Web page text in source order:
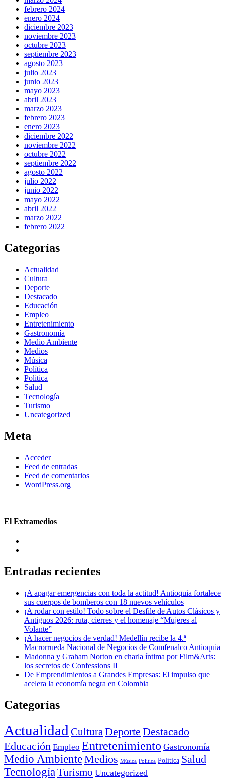
febrero 2024
enero 2024
diciembre 2023
noviembre 2023
octubre 2023
septiembre 2023
agosto 2023
julio 2023
junio 2023
mayo 2023
abril 2023
marzo 2023
febrero 2023
enero 2023
diciembre 2022
noviembre 2022
octubre 2022
septiembre 2022
agosto 2022
julio 2022
junio 2022
mayo 2022
abril 2022
marzo 2022
febrero 2022
Categorías
Actualidad
Cultura
Deporte
Destacado
Educación
Empleo
Entretenimiento
Gastronomía
Medio Ambiente
Medios
Música
Política
Politica
Salud
Tecnología
Turismo
Uncategorized
Meta
Acceder
Feed de entradas
Feed de comentarios
WordPress.org
El Extramedios
Entradas recientes
¡A apagar emergencias con toda la actitud! Antioquia fortalece
sus cuerpos de bomberos con 18 nuevos vehículos
¡A rodar con estilo! Todo sobre el Desfile de Autos Clásicos y
Antiguos 2026: ruta, cierres y el homenaje “Mujeres al
Volante”
¡A hacer negocios de verdad! Medellín recibe la 4.ª
Macrorrueda Nacional de Negocios de Comfenalco Antioquia
Madonna y Graham Norton en charla íntima por Film&Arts:
los secretos de Confessions II
De Emprendimientos a Grandes Empresas: El impulso que
acelera la economía negra en Colombia
Categorías
Actualidad CulturaDeporte Destacado
Educación Empleo Entretenimiento Gastronomía
Medio AmbienteMedios Música Politica Política Salud
Tecnología Turismo Uncategorized